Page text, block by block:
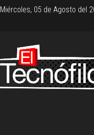
Miércoles, 05 de Agosto del